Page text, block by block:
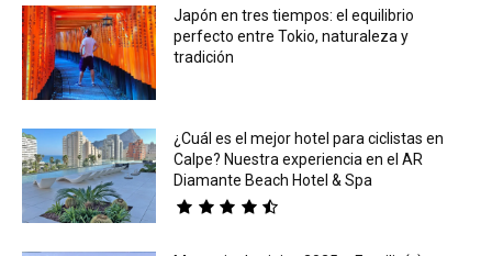
Japón en tres tiempos: el equilibrio
perfecto entre Tokio, naturaleza y
tradición
¿Cuál es el mejor hotel para ciclistas en
Calpe? Nuestra experiencia en el AR
Diamante Beach Hotel & Spa